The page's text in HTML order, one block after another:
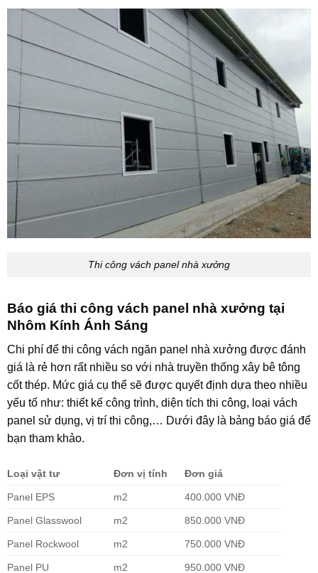
Thi công vách panel nhà xưởng
Báo giá thi công vách panel nhà xưởng tại
Nhôm Kính Ánh Sáng
Chi phí để thi công vách ngăn panel nhà xưởng được đánh
giá là rẻ hơn rất nhiều so với nhà truyền thống xây bê tông
cốt thép. Mức giá cụ thể sẽ được quyết định dựa theo nhiều
yếu tố như: thiết kế công trình, diện tích thi công, loại vách
panel sử dụng, vị trí thi công,… Dưới đây là bảng báo giá để
bạn tham khảo.
Loại vật tư Đơn vị tính Đơn giá
Panel EPS m2 400.000 VNĐ
Panel Glasswool m2 850.000 VNĐ
Panel Rockwool m2 750.000 VNĐ
Panel PU m2 950.000 VNĐ